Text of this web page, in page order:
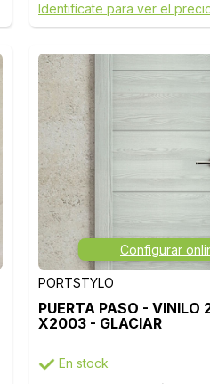
Identifícate para ver el
Configurar
PORTSTYLO
PUERTA PASO - VINILO
X2003 - GLACIAR
En stock